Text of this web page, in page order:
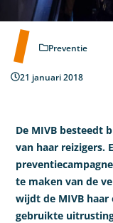
Preventie
21 januari 2018
De MIVB besteedt
van haar reizigers.
te maken van de
wijdt de MIVB haar
gebruikte